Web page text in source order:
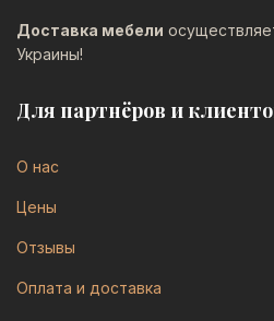
Доставка мебели
Украины!
Для партнёров и
О нас
Цены
Отзывы
Оплата и доставка